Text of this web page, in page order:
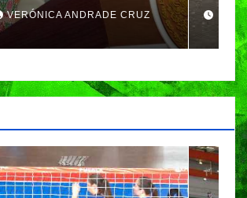
Cazones, Veracruz
VERÓNICA ANDRADE CRUZ